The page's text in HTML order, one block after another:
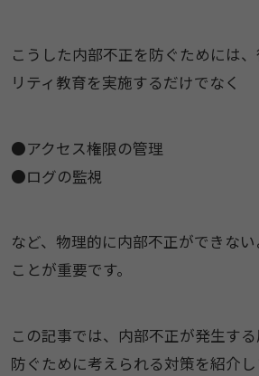
こうした内部不正を防ぐためには
リティ教育を実施するだけでなく
●アクセス権限の管理
●ログの監視
など、物理的に内部不正ができな
ことが重要です。
この記事では、内部不正が発生す
防ぐために考えられる対策を紹介し